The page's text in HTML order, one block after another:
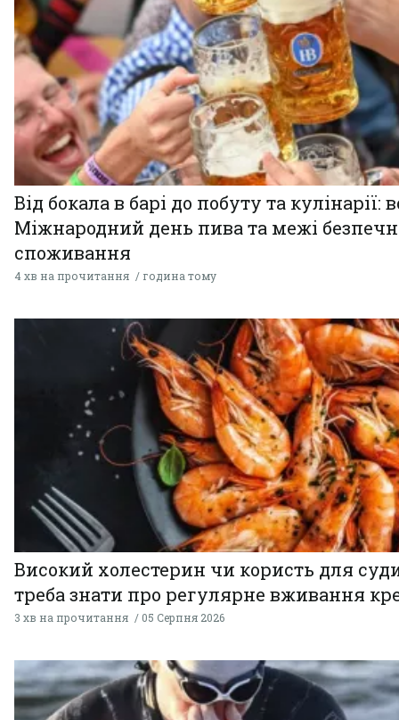
Від бокала в барі до побуту та кулінарії:
Міжнародний день пива та межі
споживання
4 хв на прочитання година тому
Високий холестерин чи користь для
треба знати про регулярне вживання
3 хв на прочитання 05 Серпня 2026